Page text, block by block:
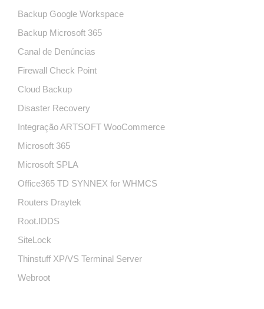
Backup Google Workspace
Backup Microsoft 365
Canal de Denúncias
Firewall Check Point
Cloud Backup
Disaster Recovery
Integração ARTSOFT WooCommerce
Microsoft 365
Microsoft SPLA
Office365 TD SYNNEX for WHMCS
Routers Draytek
Root.IDDS
SiteLock
Thinstuff XP/VS Terminal Server
Webroot